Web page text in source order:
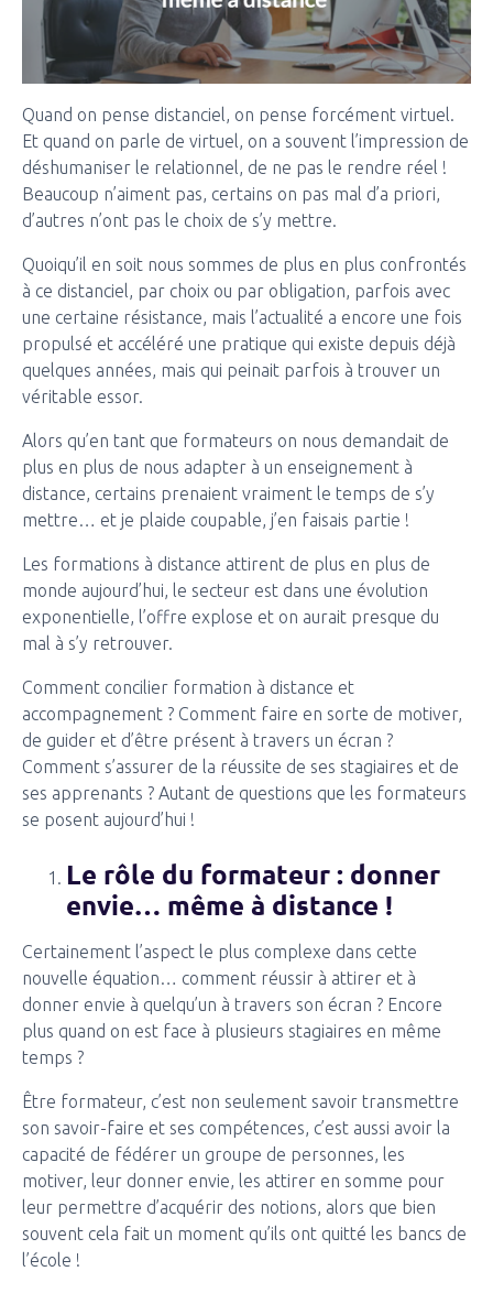
Quand on pense distanciel, on pense forcément virtuel.
Et quand on parle de virtuel, on a souvent l’impression de
déshumaniser le relationnel, de ne pas le rendre réel !
Beaucoup n’aiment pas, certains on pas mal d’a priori,
d’autres n’ont pas le choix de s’y mettre.
Quoiqu’il en soit nous sommes de plus en plus confrontés
à ce distanciel, par choix ou par obligation, parfois avec
une certaine résistance, mais l’actualité a encore une fois
propulsé et accéléré une pratique qui existe depuis déjà
quelques années, mais qui peinait parfois à trouver un
véritable essor.
Alors qu’en tant que formateurs on nous demandait de
plus en plus de nous adapter à un enseignement à
distance, certains prenaient vraiment le temps de s’y
mettre… et je plaide coupable, j’en faisais partie !
Les formations à distance attirent de plus en plus de
monde aujourd’hui, le secteur est dans une évolution
exponentielle, l’offre explose et on aurait presque du
mal à s’y retrouver.
Comment concilier formation à distance et
accompagnement ? Comment faire en sorte de motiver,
de guider et d’être présent à travers un écran ?
Comment s’assurer de la réussite de ses stagiaires et de
ses apprenants ? Autant de questions que les formateurs
se posent aujourd’hui !
Le rôle du formateur : donner
envie… même à distance !
Certainement l’aspect le plus complexe dans cette
nouvelle équation… comment réussir à attirer et à
donner envie à quelqu’un à travers son écran ? Encore
plus quand on est face à plusieurs stagiaires en même
temps ?
Être formateur, c’est non seulement savoir transmettre
son savoir-faire et ses compétences, c’est aussi avoir la
capacité de fédérer un groupe de personnes, les
motiver, leur donner envie, les attirer en somme pour
leur permettre d’acquérir des notions, alors que bien
souvent cela fait un moment qu’ils ont quitté les bancs de
l’école !